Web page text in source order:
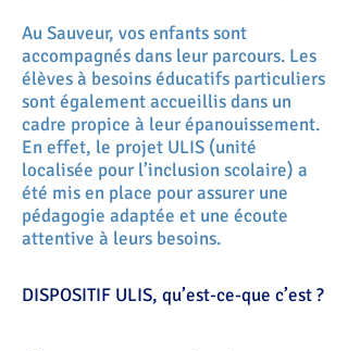
Au Sauveur, vos enfants sont
accompagnés dans leur parcours. Les
élèves à besoins éducatifs particuliers
sont également accueillis dans un
cadre propice à leur épanouissement.
En effet, le projet ULIS (unité
localisée pour l’inclusion scolaire) a
été mis en place pour assurer une
pédagogie adaptée et une écoute
attentive à leurs besoins.
DISPOSITIF ULIS, qu’est-ce-que c’est ?